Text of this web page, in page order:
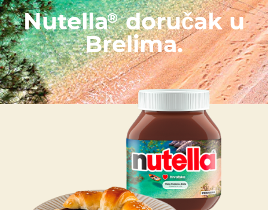
Nutella®doručak u
Brelima.